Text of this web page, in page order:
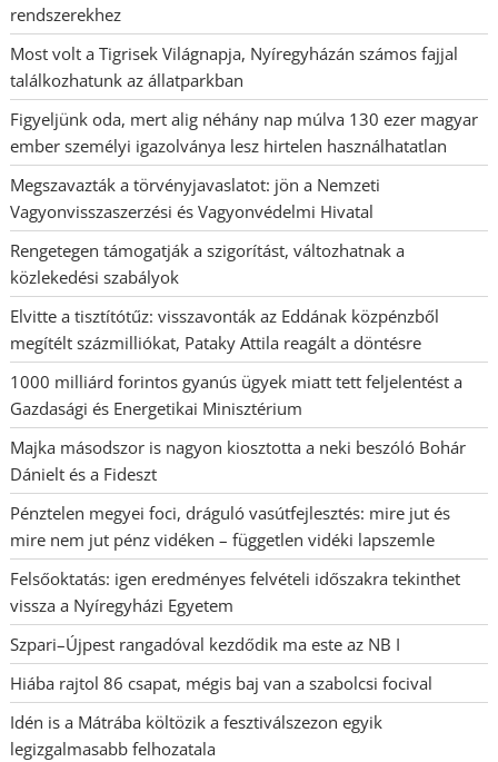
rendszerekhez
Most volt a Tigrisek Világnapja, Nyíregyházán számos fajjal
találkozhatunk az állatparkban
Figyeljünk oda, mert alig néhány nap múlva 130 ezer magyar
ember személyi igazolványa lesz hirtelen használhatatlan
Megszavazták a törvényjavaslatot: jön a Nemzeti
Vagyonvisszaszerzési és Vagyonvédelmi Hivatal
Rengetegen támogatják a szigorítást, változhatnak a
közlekedési szabályok
Elvitte a tisztítótűz: visszavonták az Eddának közpénzből
megítélt százmilliókat, Pataky Attila reagált a döntésre
1000 milliárd forintos gyanús ügyek miatt tett feljelentést a
Gazdasági és Energetikai Minisztérium
Majka másodszor is nagyon kiosztotta a neki beszóló Bohár
Dánielt és a Fideszt
Pénztelen megyei foci, dráguló vasútfejlesztés: mire jut és
mire nem jut pénz vidéken – független vidéki lapszemle
Felsőoktatás: igen eredményes felvételi időszakra tekinthet
vissza a Nyíregyházi Egyetem
Szpari–Újpest rangadóval kezdődik ma este az NB I
Hiába rajtol 86 csapat, mégis baj van a szabolcsi focival
Idén is a Mátrába költözik a fesztiválszezon egyik
legizgalmasabb felhozatala